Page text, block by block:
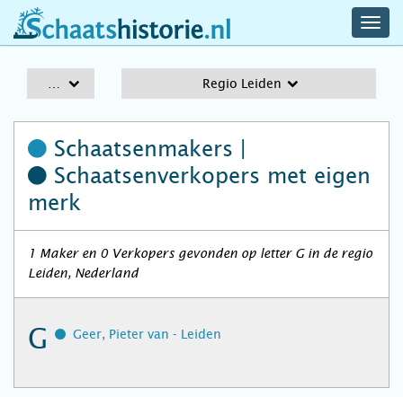
schaatshistorie.nl
Regio Leiden
Schaatsenmakers |
Schaatsenverkopers met eigen
merk
1 Maker en 0 Verkopers gevonden op letter G in de regio
Leiden, Nederland
G Geer, Pieter van - Leiden